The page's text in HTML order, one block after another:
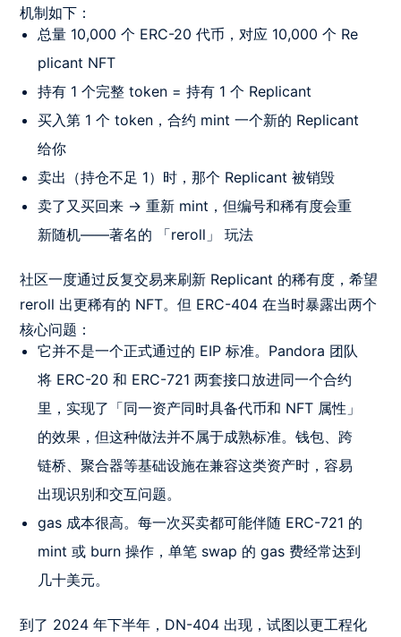
机制如下：
总量 10,000 个 ERC-20 代币，对应 10,000 个 Re
plicant NFT
持有 1 个完整 token = 持有 1 个 Replicant
买入第 1 个 token，合约 mint 一个新的 Replicant
给你
卖出（持仓不足 1）时，那个 Replicant 被销毁
卖了又买回来 → 重新 mint，但编号和稀有度会重
新随机——著名的 「reroll」 玩法
社区一度通过反复交易来刷新 Replicant 的稀有度，希望
reroll 出更稀有的 NFT。但 ERC-404 在当时暴露出两个
核心问题：
它并不是一个正式通过的 EIP 标准。Pandora 团队
将 ERC-20 和 ERC-721 两套接口放进同一个合约
里，实现了「同一资产同时具备代币和 NFT 属性」
的效果，但这种做法并不属于成熟标准。钱包、跨
链桥、聚合器等基础设施在兼容这类资产时，容易
出现识别和交互问题。
gas 成本很高。每一次买卖都可能伴随 ERC-721 的
mint 或 burn 操作，单笔 swap 的 gas 费经常达到
几十美元。
到了 2024 年下半年，DN-404 出现，试图以更工程化